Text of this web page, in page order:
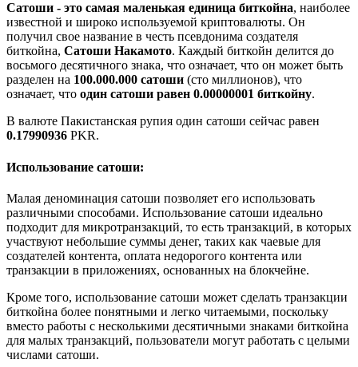
Сатоши - это самая маленькая единица биткойна, наиболее
известной и широко используемой криптовалюты. Он
получил свое название в честь псевдонима создателя
биткойна, Сатоши Накамото. Каждый биткойн делится до
восьмого десятичного знака, что означает, что он может быть
разделен на 100.000.000 сатоши (сто миллионов), что
означает, что один сатоши равен 0.00000001 биткойну.
В валюте Пакистанская рупия один сатоши сейчас равен
0.17990936 PKR.
Использование сатоши:
Малая деноминация сатоши позволяет его использовать
различными способами. Использование сатоши идеально
подходит для микротранзакций, то есть транзакций, в которых
участвуют небольшие суммы денег, таких как чаевые для
создателей контента, оплата недорогого контента или
транзакции в приложениях, основанных на блокчейне.
Кроме того, использование сатоши может сделать транзакции
биткойна более понятными и легко читаемыми, поскольку
вместо работы с несколькими десятичными знаками биткойна
для малых транзакций, пользователи могут работать с целыми
числами сатоши.